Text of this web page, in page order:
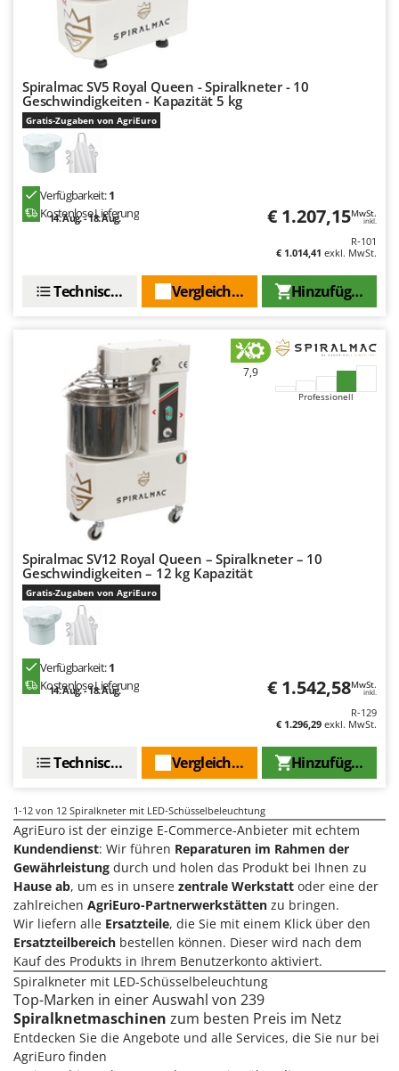
Shindaiwa
Silky
Simatech
Sirman
Skil
Smartwood
Smeg
Snapper
Solidur
Spiralmac
Spring Protezione
Stanley
Stiga
Stocker
Sunseeker
Tecla
TecnoGen
Tellarini Pompe
Telwin
Tenco
Tineco
Tornado
Trotec
U
Udor
Unger
V
Verdemax
Vesco
Volpi
W
Waldner
Weber
Spiralmac SV5 Royal Queen - Spiralkneter - 10
Geschwindigkeiten - Kapazität 5 kg
Gratis-Zugaben von AgriEuro
Verfügbarkeit:1
Kostenlose Lieferung
14. Aug. - 18. Aug. € 1.207,15MwSt.
inkl.
R-101
€ 1.014,41 exkl. MwSt.
Hinzufügen
Vergleichen Sie
Technische Daten
7,9
Professionell
Spiralmac SV12 Royal Queen – Spiralkneter – 10
Geschwindigkeiten – 12 kg Kapazität
Gratis-Zugaben von AgriEuro
Verfügbarkeit:1
Kostenlose Lieferung
14. Aug. - 18. Aug. € 1.542,58MwSt.
inkl.
R-129
€ 1.296,29 exkl. MwSt.
Hinzufügen
Vergleichen Sie
Technische Daten
1-12 von 12 Spiralkneter mit LED-Schüsselbeleuchtung
AgriEuro ist der einzige E-Commerce-Anbieter mit echtem
Kundendienst: Wir führen Reparaturen im Rahmen der
Gewährleistung durch und holen das Produkt bei Ihnen zu
Hause ab, um es in unsere zentrale Werkstatt oder eine der
zahlreichen AgriEuro-Partnerwerkstätten zu bringen.
Wir liefern alle Ersatzteile, die Sie mit einem Klick über den
Ersatzteilbereich bestellen können. Dieser wird nach dem
Kauf des Produkts in Ihrem Benutzerkonto aktiviert.
Spiralkneter mit LED-Schüsselbeleuchtung
Top-Marken in einer Auswahl von 239
Spiralknetmaschinen zum besten Preis im Netz
Entdecken Sie die Angebote und alle Services, die Sie nur bei
AgriEuro finden